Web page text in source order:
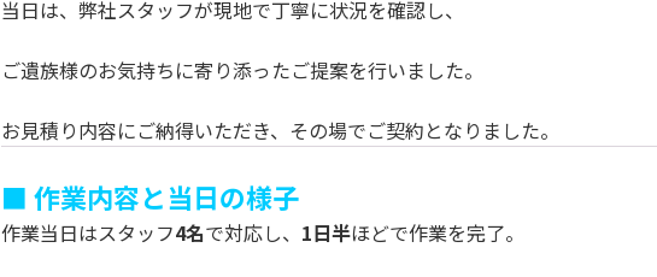
当日は、弊社スタッフが現地で丁寧に状況を確認し、
ご遺族様のお気持ちに寄り添ったご提案を行いました。
お見積り内容にご納得いただき、その場でご契約となりました。
■ 作業内容と当日の様子
作業当日はスタッフ4名で対応し、 1日半ほどで作業を完了。